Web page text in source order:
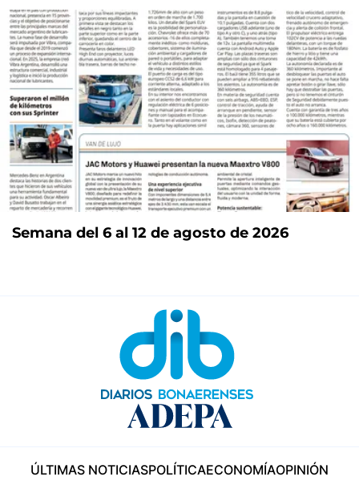
Semana del 6 al 12 de agosto de 2026
ÚLTIMAS NOTICIASPOLÍTICAECONOMÍAOPINIÓN